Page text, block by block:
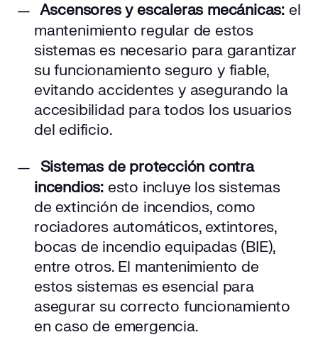
Ascensores y escaleras mecánicas: el
mantenimiento regular de estos
sistemas es necesario para garantizar
su funcionamiento seguro y fiable,
evitando accidentes y asegurando la
accesibilidad para todos los usuarios
del edificio.
Sistemas de protección contra
incendios: esto incluye los sistemas
de extinción de incendios, como
rociadores automáticos, extintores,
bocas de incendio equipadas (BIE),
entre otros. El mantenimiento de
estos sistemas es esencial para
asegurar su correcto funcionamiento
en caso de emergencia.